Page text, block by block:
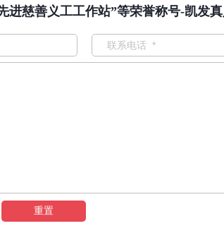
进慈善义工工作站”等荣誉称号-凯发
重置